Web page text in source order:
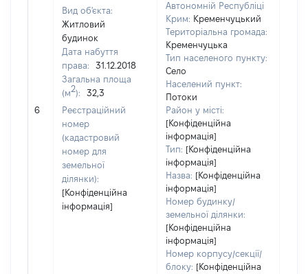
6
Вид об'єкта:
Житловий
будинок
Дата набуття
права:
31.12.2018
Загальна площа
(м2):
32,3
Реєстраційний
номер
(кадастровий
номер для
земельної
ділянки):
[Конфіденційна
інформація]
Автономній Республіці
Крим: Кременчуцький
Територіальна громада:
Кременчуцька
Тип населеного пункту:
Село
Населений пункт:
Потоки
Район у місті:
[Конфіденційна
інформація]
Тип: [Конфіденційна
інформація]
Назва: [Конфіденційна
інформація]
Номер будинку/
земельної ділянки:
[Конфіденційна
інформація]
Номер корпусу/секції/
блоку: [Конфіденційна